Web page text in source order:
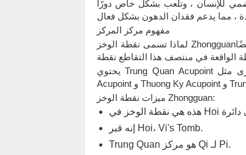
للإنسان ، وتلعب بشكل خاص دورًا
مفهوم مركز المركز
لماذا تسمى نقطة الوخز Zhongguan؟ يعتقد القدماء أنه من الثدي إلى السرة هو أنبوب المعدة ، المعروف أيضًا
يحتوي Trung Quan Acupoint أيضًا على بعض الأسماء الأخرى مثل Thai Thuong Acupoint و Trung Hoan
ميزات نقطة الوخز Zhongguan:
إنه قبر Hoi، Vi's Tomb.
Trung Quan هو مركز Qi لـ Pi.